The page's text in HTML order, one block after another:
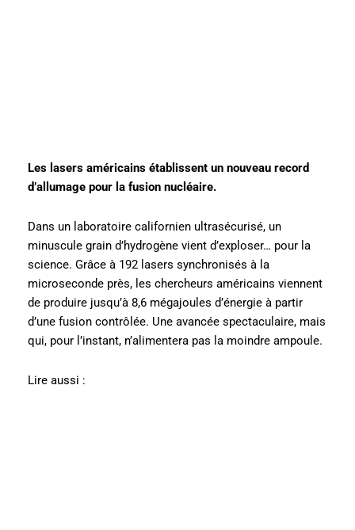
Les lasers américains établissent un nouveau record
d’allumage pour la fusion nucléaire.
Dans un laboratoire californien ultrasécurisé, un
minuscule grain d’hydrogène vient d’exploser… pour la
science. Grâce à 192 lasers synchronisés à la
microseconde près, les chercheurs américains viennent
de produire jusqu’à 8,6 mégajoules d’énergie à partir
d’une fusion contrôlée. Une avancée spectaculaire, mais
qui, pour l’instant, n’alimentera pas la moindre ampoule.
Lire aussi :